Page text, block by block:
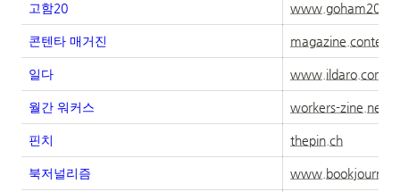
고함20
콘텐타 매거진
일다 www.ildaro.com
월간 워커스 workers-zine.net
핀치 thepin.ch
북저널리즘